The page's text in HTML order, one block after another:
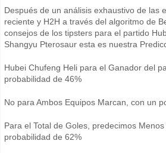
Después de un análisis exhaustivo de las
reciente y H2H a través del algoritmo de
consejos de los tipsters para el partido
Shangyu Pterosaur esta es nuestra
Hubei Chufeng Heli para el Ganador del
probabilidad de 46%
No para Ambos Equipos Marcan, con un
Para el Total de Goles, predecimos
probabilidad de 62%